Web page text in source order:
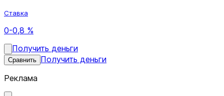
Ставка
0-0,8 %
Получить деньги
Сравнить Получить деньги
Реклама